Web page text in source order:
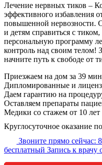
Лечение нервных тиков –
эффективного избавления
повышенной нервозности.
и детям справиться с
персональную программу
контроль над своим телом!
начните путь к свободе от
Приезжаем на дом за 39
Дипломированные и
Даем гарантию на
Оставляем препараты
Медики со стажем от 10 лет
Круглосуточное оказание
Звоните прямо сейчас:
бесплатный Запись к врачу